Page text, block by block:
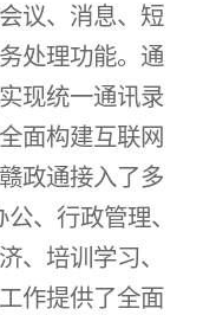
议、消息、短
处理功能。通
现统一通讯录
面构建互联网
政通接入了多
、行政管理、
、培训学习、
作提供了全面